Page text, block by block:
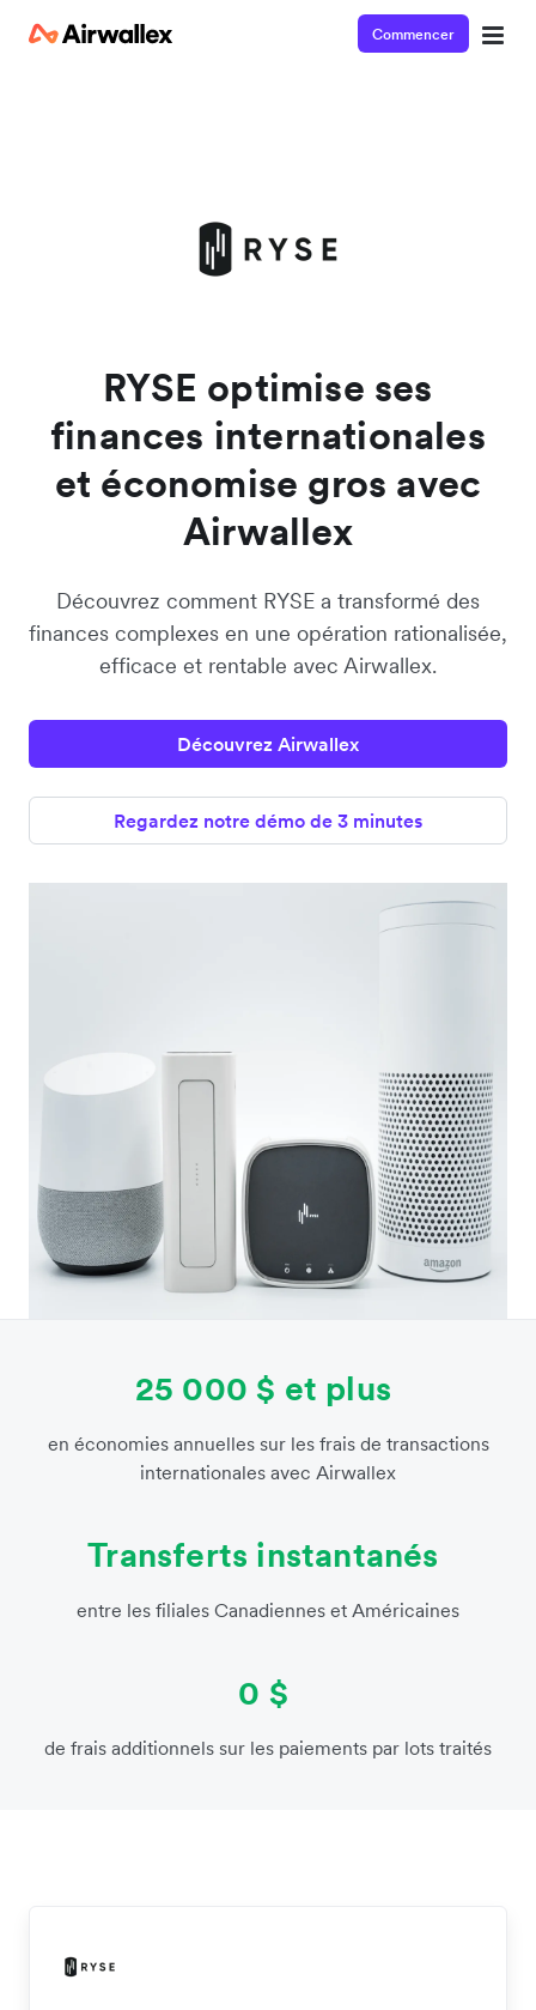
Commencer
RYSE optimise ses
finances internationales
et économise gros avec
Airwallex
Découvrez comment RYSE a transformé des
finances complexes en une opération rationalisée,
efficace et rentable avec Airwallex.
Découvrez Airwallex
Regardez notre démo de 3 minutes
25 000 $ et plus
en économies annuelles sur les frais de transactions
internationales avec Airwallex
Transferts instantanés
entre les filiales Canadiennes et Américaines
0 $
de frais additionnels sur les paiements par lots traités